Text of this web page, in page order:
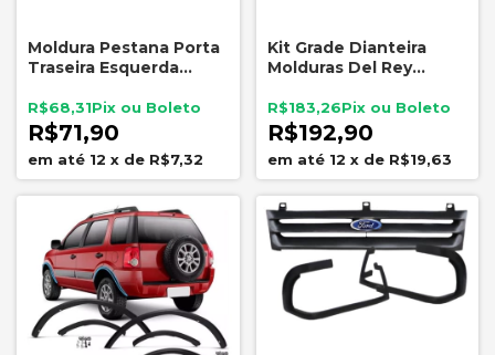
Moldura Pestana Porta
Traseira Esquerda
R$71,90
R$68,31
12 x de R$7,32
Kit Grade Dianteira
Molduras Del Rey
2 1985+
R$192,90
R$183,26
12 x de R$19,63